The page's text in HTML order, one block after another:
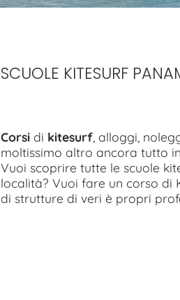
SCUOLE KITESURF
Corsidi kitesurf, alloggi,
moltissimo altro ancora tutto
Vuoi scoprire tutte le scuole
località? Vuoi fare un corso di
di strutture di veri è propri